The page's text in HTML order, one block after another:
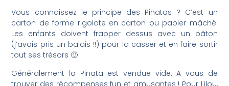
Vous connaissez le principe des Pinatas ? C’est un
carton de forme rigolote en carton ou papier mâché.
Les enfants doivent frapper dessus avec un bâton
(j’avais pris un balais !!) pour la casser et en faire sortir
tout ses trésors 🙂
Généralement la Pinata est vendue vide. A vous de
trouver des récompenses fun et amusantes ! Pour Lilou,